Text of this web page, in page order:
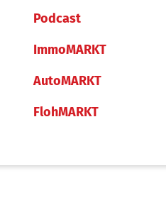
Podcast
ImmoMARKT
AutoMARKT
FlohMARKT